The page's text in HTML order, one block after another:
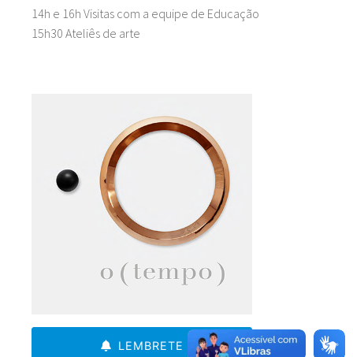
14h e 16h Visitas com a equipe de Educação
15h30 Ateliês de arte
LEMBRETE